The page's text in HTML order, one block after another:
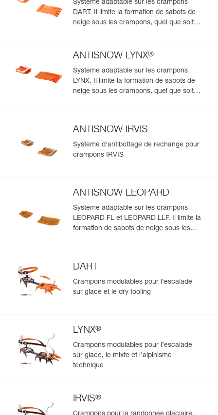
Système adaptable sur les crampons
DART. Il limite la formation de sabots de
neige sous les crampons, quel que soit
ANTISNOW LYNX®
Système adaptable sur les crampons
LYNX. Il limite la formation de sabots de
neige sous les crampons, quel que soit
ANTISNOW IRVIS
Système d'antibottage de rechange pour
crampons IRVIS
ANTISNOW LEOPARD
Système adaptable sur les crampons
LEOPARD FL et LEOPARD LLF. Il limite la
formation de sabots de neige sous les
DART
Crampons modulables pour l'escalade
sur glace et le dry tooling
LYNX®
Crampons modulables pour l’escalade
sur glace, le mixte et l'alpinisme
technique
IRVIS®